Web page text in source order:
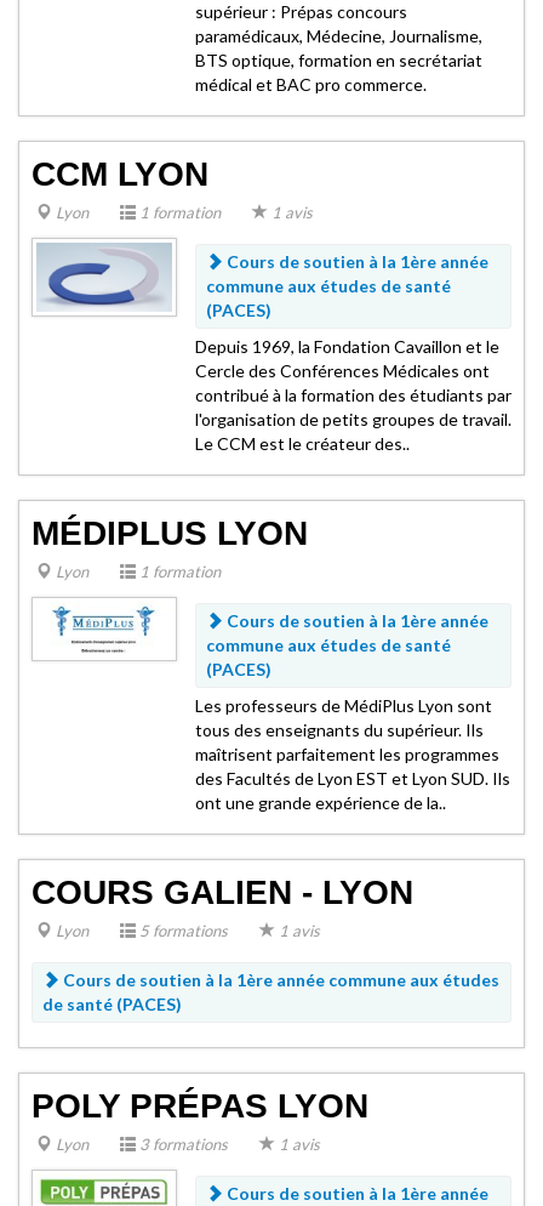
supérieur : Prépas concours
paramédicaux, Médecine, Journalisme,
BTS optique, formation en secrétariat
médical et BAC pro commerce.
CCM LYON
Lyon 1 formation 1 avis
Cours de soutien à la 1ère année
commune aux études de santé
(PACES)
Depuis 1969, la Fondation Cavaillon et le
Cercle des Conférences Médicales ont
contribué à la formation des étudiants par
l'organisation de petits groupes de travail.
Le CCM est le créateur des..
MÉDIPLUS LYON
Lyon 1 formation
Cours de soutien à la 1ère année
commune aux études de santé
(PACES)
Les professeurs de MédiPlus Lyon sont
tous des enseignants du supérieur. Ils
maîtrisent parfaitement les programmes
des Facultés de Lyon EST et Lyon SUD. Ils
ont une grande expérience de la..
COURS GALIEN - LYON
Lyon 5 formations 1 avis
Cours de soutien à la 1ère année commune aux études
de santé (PACES)
POLY PRÉPAS LYON
Lyon 3 formations 1 avis
Cours de soutien à la 1ère année